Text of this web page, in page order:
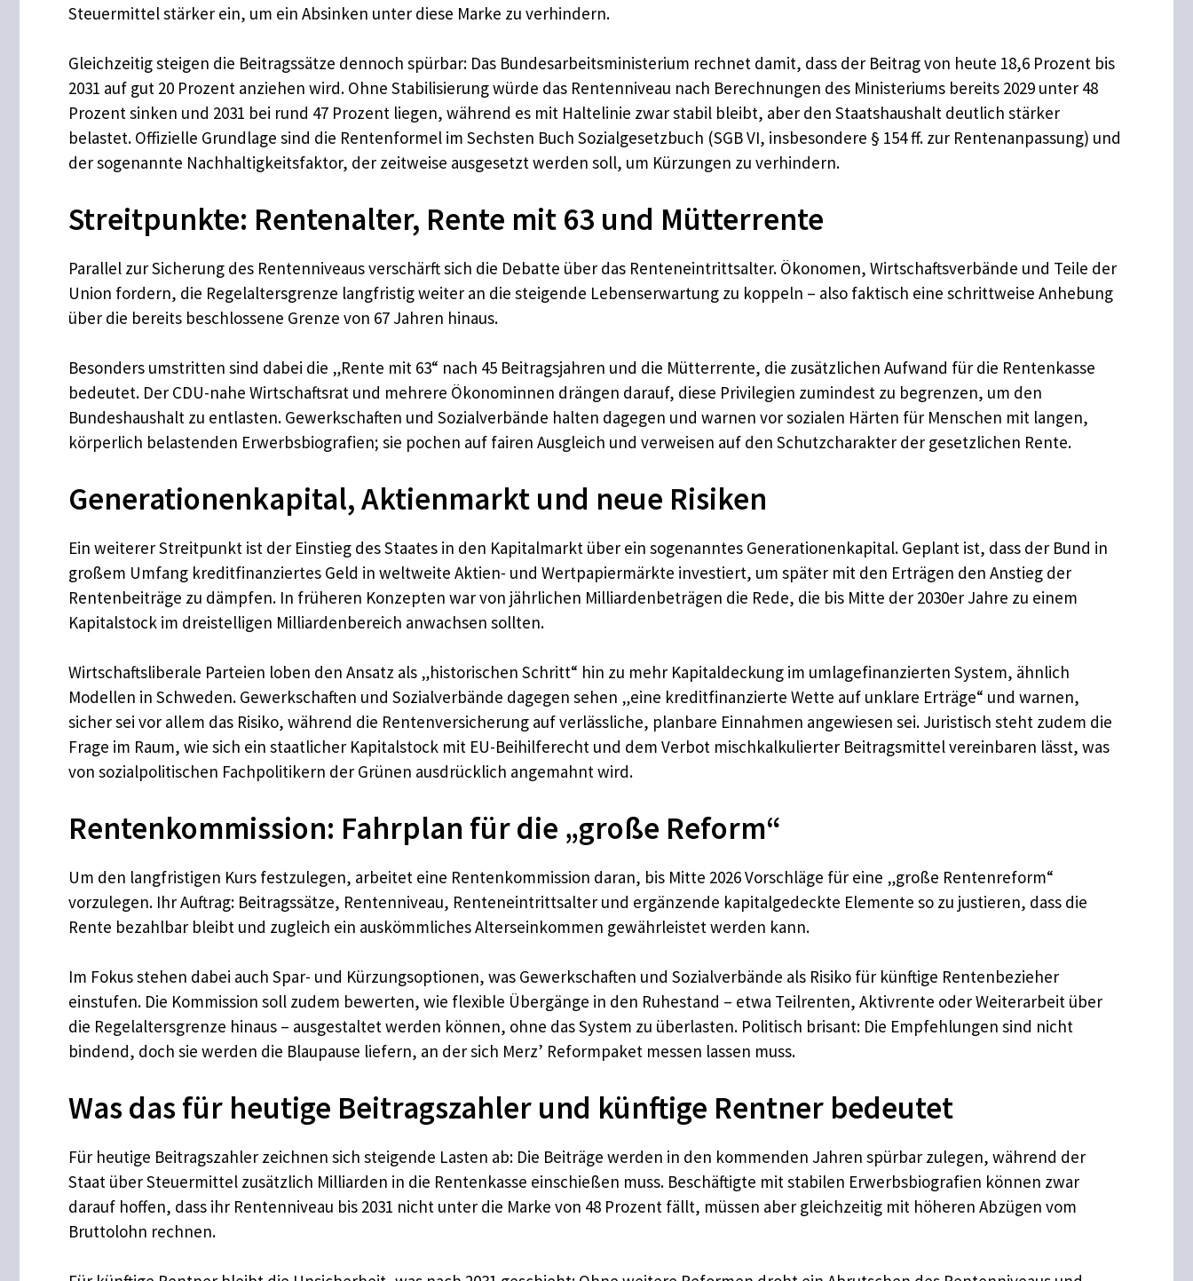
Steuermittel stärker ein, um ein Absinken unter diese Marke zu verhindern.
Gleichzeitig steigen die Beitragssätze dennoch spürbar: Das Bundesarbeitsministerium rechnet damit, dass der Beitrag von heute 18,6 Prozent bis
2031 auf gut 20 Prozent anziehen wird. Ohne Stabilisierung würde das Rentenniveau nach Berechnungen des Ministeriums bereits 2029 unter 48
Prozent sinken und 2031 bei rund 47 Prozent liegen, während es mit Haltelinie zwar stabil bleibt, aber den Staatshaushalt deutlich stärker
belastet. Offizielle Grundlage sind die Rentenformel im Sechsten Buch Sozialgesetzbuch (SGB VI, insbesondere § 154 ff. zur Rentenanpassung) und
der sogenannte Nachhaltigkeitsfaktor, der zeitweise ausgesetzt werden soll, um Kürzungen zu verhindern.
Streitpunkte: Rentenalter, Rente mit 63 und Mütterrente
Parallel zur Sicherung des Rentenniveaus verschärft sich die Debatte über das Renteneintrittsalter. Ökonomen, Wirtschaftsverbände und Teile der
Union fordern, die Regelaltersgrenze langfristig weiter an die steigende Lebenserwartung zu koppeln – also faktisch eine schrittweise Anhebung
über die bereits beschlossene Grenze von 67 Jahren hinaus.
Besonders umstritten sind dabei die „Rente mit 63“ nach 45 Beitragsjahren und die Mütterrente, die zusätzlichen Aufwand für die Rentenkasse
bedeutet. Der CDU-nahe Wirtschaftsrat und mehrere Ökonominnen drängen darauf, diese Privilegien zumindest zu begrenzen, um den
Bundeshaushalt zu entlasten. Gewerkschaften und Sozialverbände halten dagegen und warnen vor sozialen Härten für Menschen mit langen,
körperlich belastenden Erwerbsbiografien; sie pochen auf fairen Ausgleich und verweisen auf den Schutzcharakter der gesetzlichen Rente.
Generationenkapital, Aktienmarkt und neue Risiken
Ein weiterer Streitpunkt ist der Einstieg des Staates in den Kapitalmarkt über ein sogenanntes Generationenkapital. Geplant ist, dass der Bund in
großem Umfang kreditfinanziertes Geld in weltweite Aktien- und Wertpapiermärkte investiert, um später mit den Erträgen den Anstieg der
Rentenbeiträge zu dämpfen. In früheren Konzepten war von jährlichen Milliardenbeträgen die Rede, die bis Mitte der 2030er Jahre zu einem
Kapitalstock im dreistelligen Milliardenbereich anwachsen sollten.
Wirtschaftsliberale Parteien loben den Ansatz als „historischen Schritt“ hin zu mehr Kapitaldeckung im umlagefinanzierten System, ähnlich
Modellen in Schweden. Gewerkschaften und Sozialverbände dagegen sehen „eine kreditfinanzierte Wette auf unklare Erträge“ und warnen,
sicher sei vor allem das Risiko, während die Rentenversicherung auf verlässliche, planbare Einnahmen angewiesen sei. Juristisch steht zudem die
Frage im Raum, wie sich ein staatlicher Kapitalstock mit EU-Beihilferecht und dem Verbot mischkalkulierter Beitragsmittel vereinbaren lässt, was
von sozialpolitischen Fachpolitikern der Grünen ausdrücklich angemahnt wird.
Rentenkommission: Fahrplan für die „große Reform“
Um den langfristigen Kurs festzulegen, arbeitet eine Rentenkommission daran, bis Mitte 2026 Vorschläge für eine „große Rentenreform“
vorzulegen. Ihr Auftrag: Beitragssätze, Rentenniveau, Renteneintrittsalter und ergänzende kapitalgedeckte Elemente so zu justieren, dass die
Rente bezahlbar bleibt und zugleich ein auskömmliches Alterseinkommen gewährleistet werden kann.
Im Fokus stehen dabei auch Spar- und Kürzungsoptionen, was Gewerkschaften und Sozialverbände als Risiko für künftige Rentenbezieher
einstufen. Die Kommission soll zudem bewerten, wie flexible Übergänge in den Ruhestand – etwa Teilrenten, Aktivrente oder Weiterarbeit über
die Regelaltersgrenze hinaus – ausgestaltet werden können, ohne das System zu überlasten. Politisch brisant: Die Empfehlungen sind nicht
bindend, doch sie werden die Blaupause liefern, an der sich Merz’ Reformpaket messen lassen muss.
Was das für heutige Beitragszahler und künftige Rentner bedeutet
Für heutige Beitragszahler zeichnen sich steigende Lasten ab: Die Beiträge werden in den kommenden Jahren spürbar zulegen, während der
Staat über Steuermittel zusätzlich Milliarden in die Rentenkasse einschießen muss. Beschäftigte mit stabilen Erwerbsbiografien können zwar
darauf hoffen, dass ihr Rentenniveau bis 2031 nicht unter die Marke von 48 Prozent fällt, müssen aber gleichzeitig mit höheren Abzügen vom
Bruttolohn rechnen.